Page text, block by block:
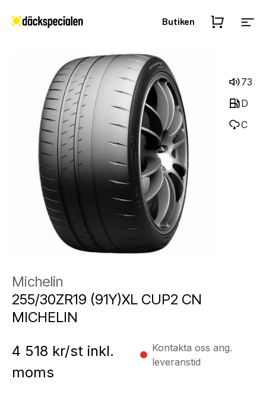
Butiken
73
D
C
Michelin
255/30ZR19 (91Y)XL CUP2 CN
MICHELIN
4 518 kr/st inkl.
moms
Kontakta oss ang.
leveranstid